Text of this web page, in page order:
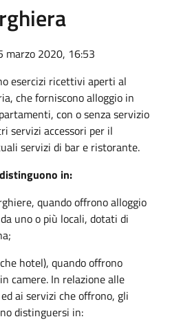
marzo 2020, 16:53
esercizi ricettivi aperti al
che forniscono alloggio in
con o senza servizio
servizi accessori per il
servizi di bar e ristorante.
in:
quando offrono alloggio
uno o più locali, dotati di
hotel), quando offrono
camere. In relazione alle
ai servizi che offrono, gli
distinguersi in: